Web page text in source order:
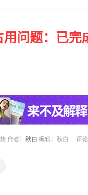
问题：已
作者： 秋白 编辑：秋白 评论